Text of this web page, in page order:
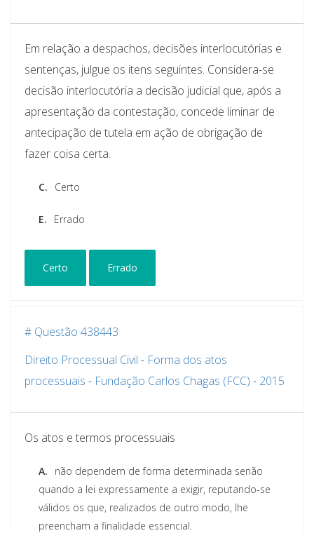
Em relação a despachos, decisões interlocutórias e
sentenças, julgue os itens seguintes. Considera-se
decisão interlocutória a decisão judicial que, após a
apresentação da contestação, concede liminar de
antecipação de tutela em ação de obrigação de
fazer coisa certa.
C. Certo
E. Errado
Certo Errado
# Questão 438443
Direito Processual Civil - Forma dos atos
processuais - Fundação Carlos Chagas (FCC) - 2015
Os atos e termos processuais
A.
não dependem de forma determinada senão
quando a lei expressamente a exigir, reputando-se
válidos os que, realizados de outro modo, Ihe
preencham a finalidade essencial.